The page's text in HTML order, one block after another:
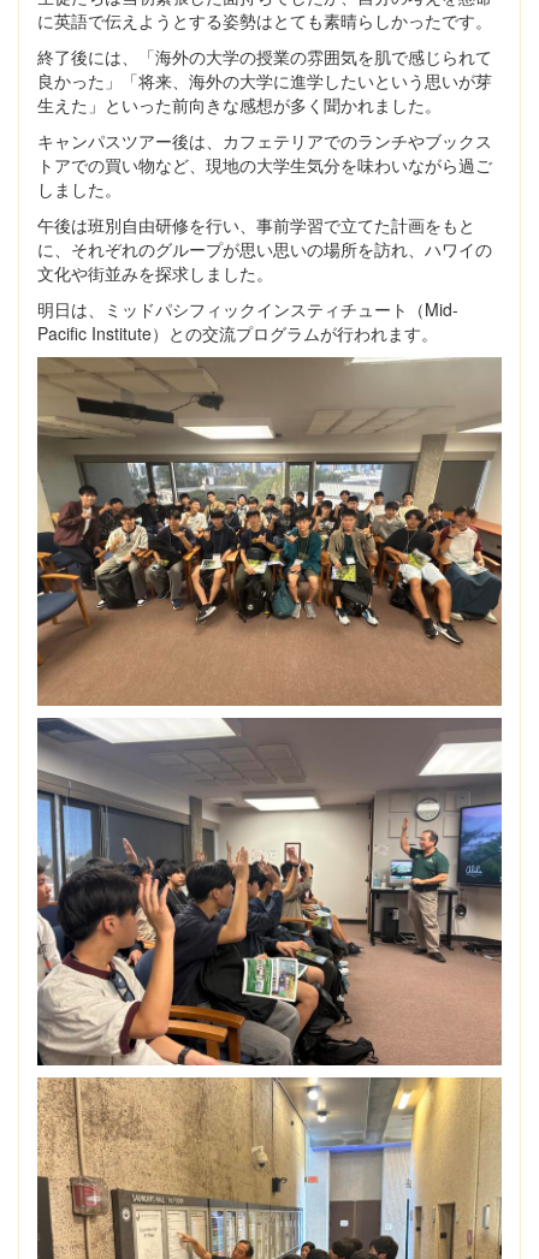
に英語で伝えようとする姿勢はとても素晴らしかったです。
終了後には、「海外の大学の授業の雰囲気を肌で感じられて
良かった」「将来、海外の大学に進学したいという思いが芽
生えた」といった前向きな感想が多く聞かれました。
キャンパスツアー後は、カフェテリアでのランチやブックス
トアでの買い物など、現地の大学生気分を味わいながら過ご
しました。
午後は班別自由研修を行い、事前学習で立てた計画をもと
に、それぞれのグループが思い思いの場所を訪れ、ハワイの
文化や街並みを探求しました。
明日は、ミッドパシフィックインスティチュート（Mid-
Pacific Institute）との交流プログラムが行われます。